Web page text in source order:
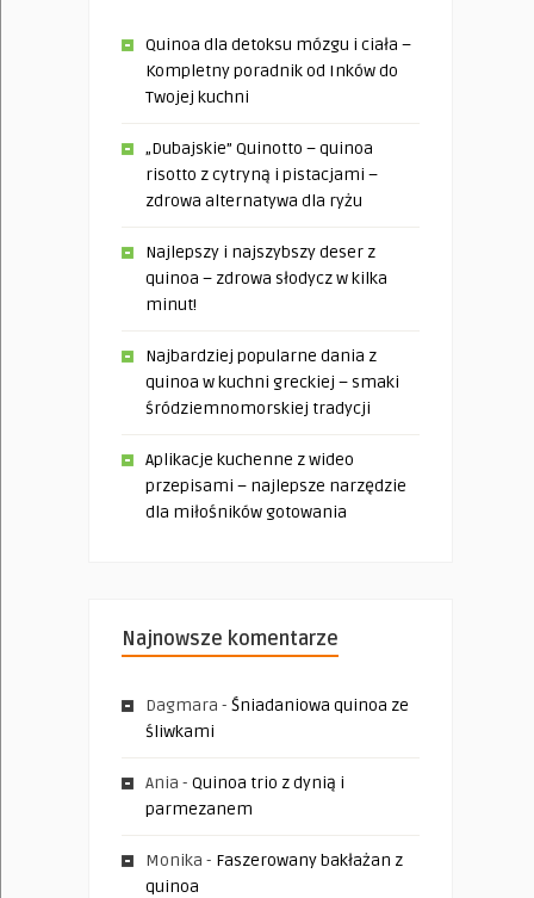
Quinoa dla detoksu mózgu i ciała –
Kompletny poradnik od Inków do
Twojej kuchni
„Dubajskie” Quinotto – quinoa
risotto z cytryną i pistacjami –
zdrowa alternatywa dla ryżu
Najlepszy i najszybszy deser z
quinoa – zdrowa słodycz w kilka
minut!
Najbardziej popularne dania z
quinoa w kuchni greckiej – smaki
śródziemnomorskiej tradycji
Aplikacje kuchenne z wideo
przepisami – najlepsze narzędzie
dla miłośników gotowania
Najnowsze komentarze
Dagmara - Śniadaniowa quinoa ze
śliwkami
Ania - Quinoa trio z dynią i
parmezanem
Monika - Faszerowany bakłażan z
quinoa